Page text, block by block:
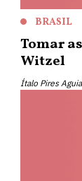
BRASIL
Tomar
Witzel
Ítalo Pires